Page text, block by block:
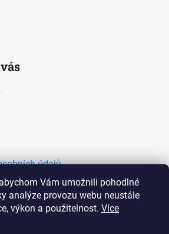
Vám umožnili pohodlné
analýze provozu webu neustále
výkon a použitelnost. Více
údajů